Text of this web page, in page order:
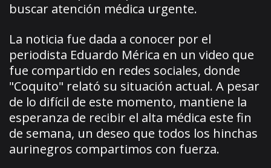
buscar atención médica urgente.
La noticia fue dada a conocer por el
periodista Eduardo Mérica en un video que
fue compartido en redes sociales, donde
"Coquito" relató su situación actual. A pesar
de lo difícil de este momento, mantiene la
esperanza de recibir el alta médica este fin
de semana, un deseo que todos los hinchas
aurinegros compartimos con fuerza.